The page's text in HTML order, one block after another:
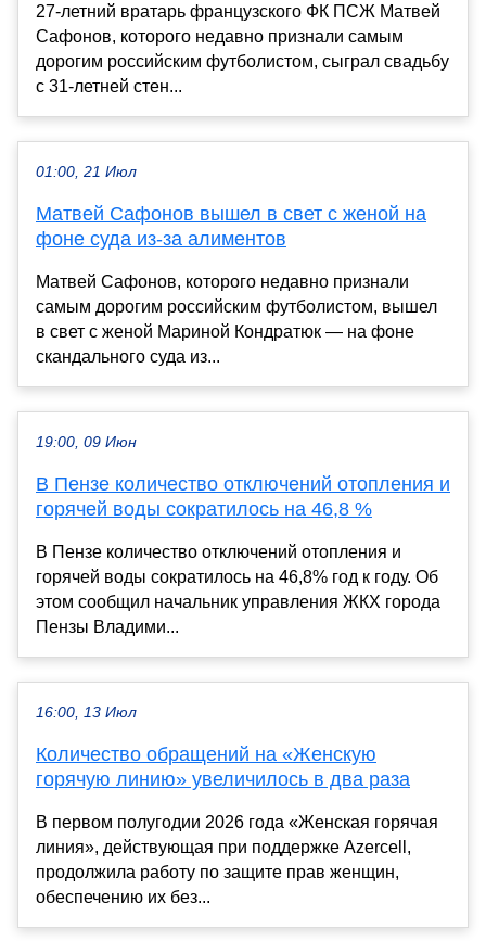
27-летний вратарь французского ФК ПСЖ Матвей
Сафонов, которого недавно признали самым
дорогим российским футболистом, сыграл свадьбу
с 31-летней стен...
01:00, 21 Июл
Матвей Сафонов вышел в свет с женой на
фоне суда из-за алиментов
Матвей Сафонов, которого недавно признали
самым дорогим российским футболистом, вышел
в свет с женой Мариной Кондратюк — на фоне
скандального суда из...
19:00, 09 Июн
В Пензе количество отключений отопления и
горячей воды сократилось на 46,8 %
В Пензе количество отключений отопления и
горячей воды сократилось на 46,8% год к году. Об
этом сообщил начальник управления ЖКХ города
Пензы Владими...
16:00, 13 Июл
Количество обращений на «Женскую
горячую линию» увеличилось в два раза
В первом полугодии 2026 года «Женская горячая
линия», действующая при поддержке Azercell,
продолжила работу по защите прав женщин,
обеспечению их без...